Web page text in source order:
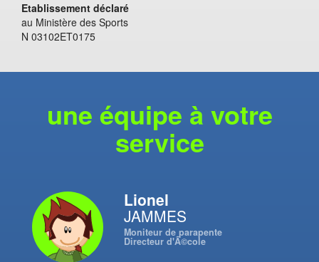
Etablissement déclaré
au Ministère des Sports
N 03102ET0175
une équipe à votre
service
Lionel
JAMMES
Moniteur de parapente
Directeur d'Ã©cole